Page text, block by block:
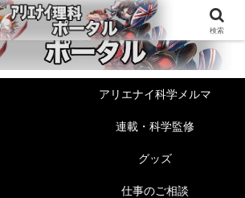
アリエナイ科学メルマ
連載・科学監修
グッズ
仕事のご相談
検索